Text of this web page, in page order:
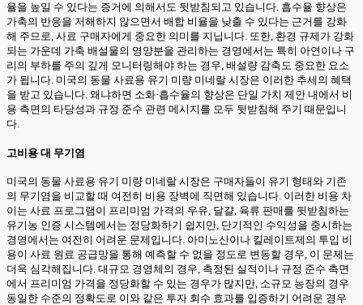
율을 높일 수 있다는 증거에 의해서도 뒷받침되고 있습니다. 흡수율 향상은
가축의 반응을 저해하지 않으면서 배합 비율을 낮출 수 있다는 근거를 강화
해 주므로, 사료 구매자에게 중요한 의미를 지닙니다. 또한, 환경 규제가 강화
되는 가운데 가축 배설물의 영양분을 관리하는 경영에서는 특히 아연이나 구
리의 부하를 주의 깊게 모니터링해야 하는 경우, 배설량 감축도 중요한 요소
가 됩니다. 미국의 동물 사료용 유기 미량 미네랄 시장은 이러한 추세의 혜택
을 받고 있습니다. 왜냐하면 소화·흡수율의 향상은 단일 가치 제안 내에서 비
용 측면의 타당성과 규정 준수 관련 메시지를 모두 뒷받침해 주기 때문입니
다.
고비용 대 무기염
미국의 동물 사료용 유기 미량 미네랄 시장은 구매자들이 유기 형태와 기존
의 무기염을 비교할 때 여전히 비용 장벽에 직면해 있습니다. 이러한 비용 차
이는 사료 프로그램이 프리미엄 가격의 우유, 달걀, 육류 판매를 뒷받침하는
유기농 인증 시스템에서는 정당화하기 쉽지만, 단기적인 수익성을 중시하는
경영에서는 여전히 어려운 문제입니다. 아미노산이나 킬레이트제의 투입 비
용이 사료 원료 공급망을 통해 예측할 수 없을 정도로 변동할 경우, 이 문제는
더욱 심각해집니다. 대규모 경영체의 경우, 측정된 실적이나 규정 준수 측면
에서 프리미엄 가격을 정당화할 수 있는 경우가 많지만, 소규모 농장의 경우
동일한 수준의 정확도로 이와 같은 투자 회수 효과를 입증하기 어려운 경우